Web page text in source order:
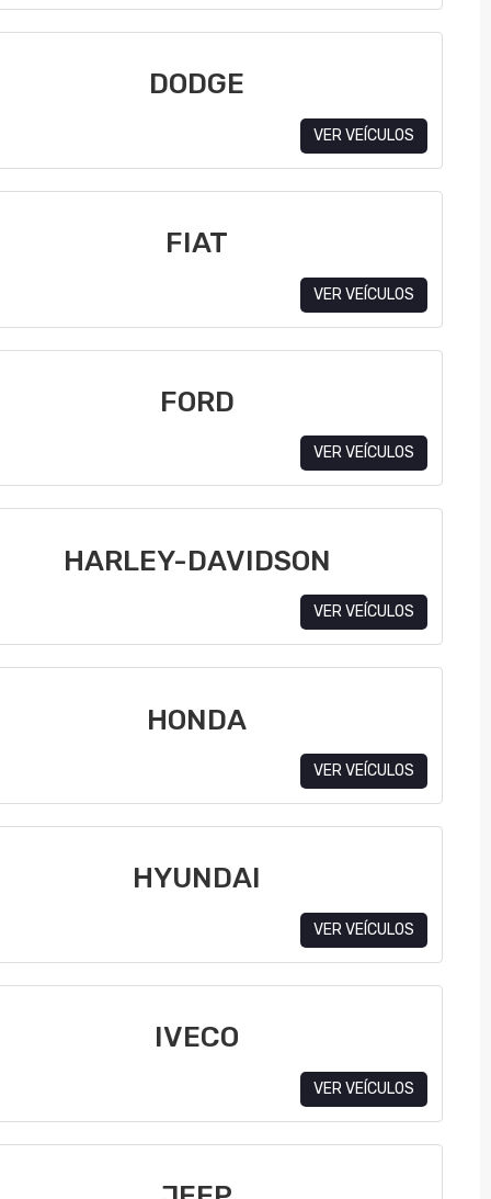
DODGE
VER VEÍCULOS
FIAT
VER VEÍCULOS
FORD
VER VEÍCULOS
HARLEY-DAVIDSON
VER VEÍCULOS
HONDA
VER VEÍCULOS
HYUNDAI
VER VEÍCULOS
IVECO
VER VEÍCULOS